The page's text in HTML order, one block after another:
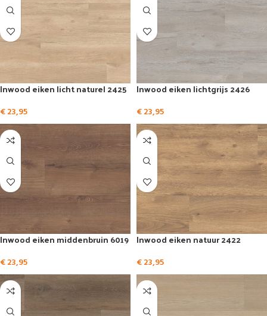
Inwood eiken licht naturel 2425
€23,95
Inwood eiken lichtgrijs 2426
€23,95
Inwood eiken middenbruin 6019
€23,95
Inwood eiken natuur 2422
€23,95